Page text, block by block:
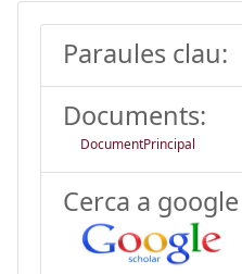
Paraules clau:
Documents:
DocumentPrincipal
Cerca a google